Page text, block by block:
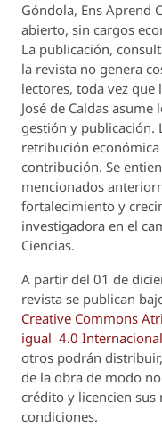
Góndola, Ens Aprend
abierto, sin cargos
La publicación,
la revista no genera
lectores, toda vez
José de Caldas
gestión y publicación.
retribución
contribución. Se
mencionados
fortalecimiento y
investigadora en el
Ciencias.
A partir del 01 de
revista se publican
Creative Commons
igual 4.0 Internacional
otros podrán
de la obra de modo
crédito y licencien sus
condiciones.